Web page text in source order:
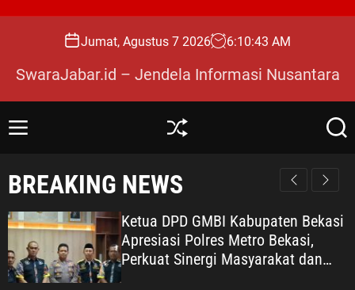
Jumat, Agustus 7 2026 6:10:44 AM
SwaraJabar.id – Jendela Informasi Nusantara
M
u
S
ff
e
S
r
BREAKING NEWS
Ketua DPD GMBI Kabupaten Bekasi
Apresiasi Polres Metro Bekasi,
Perkuat Sinergi Masyarakat dan
Kepolisian Demi Kamtibmas yang